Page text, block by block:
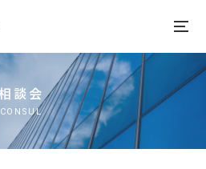
談会
CONSUL